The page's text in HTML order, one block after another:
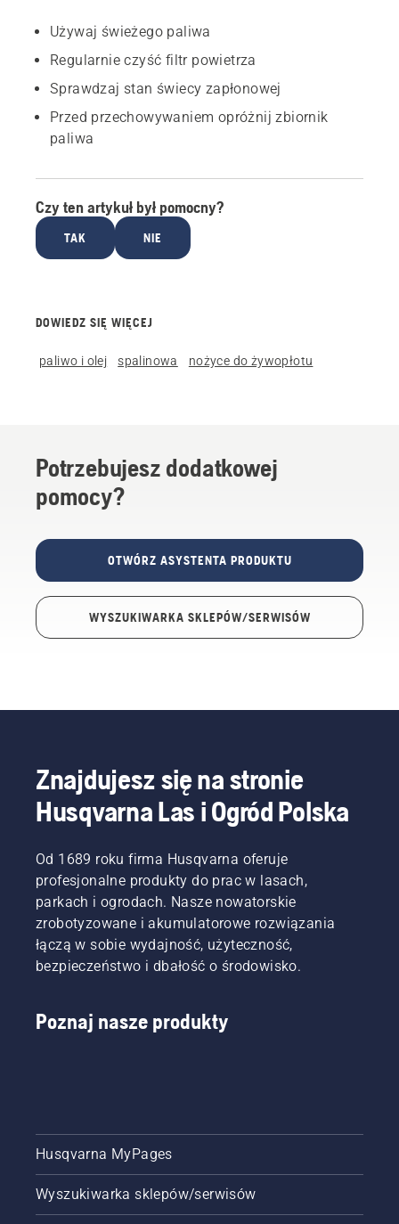
Używaj świeżego paliwa
Regularnie czyść filtr powietrza
Sprawdzaj stan świecy zapłonowej
Przed przechowywaniem opróżnij zbiornik
paliwa
Czy ten artykuł był pomocny?
TAK NIE
DOWIEDZ SIĘ WIĘCEJ
paliwo i olej spalinowa nożyce do żywopłotu
Potrzebujesz dodatkowej
pomocy?
OTWÓRZ ASYSTENTA PRODUKTU
WYSZUKIWARKA SKLEPÓW/SERWISÓW
Znajdujesz się na stronie
Husqvarna Las i Ogród Polska
Od 1689 roku firma Husqvarna oferuje
profesjonalne produkty do prac w lasach,
parkach i ogrodach. Nasze nowatorskie
zrobotyzowane i akumulatorowe rozwiązania
łączą w sobie wydajność, użyteczność,
bezpieczeństwo i dbałość o środowisko.
Poznaj nasze produkty
Husqvarna MyPages
Wyszukiwarka sklepów/serwisów